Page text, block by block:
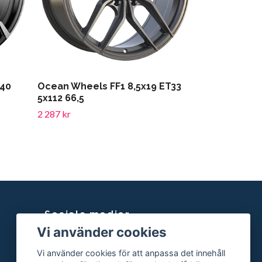
Ocean Wheels FF1 8,5x19 ET33
5x112 66,5
2 287 kr
Sociala medier
Facebook
Instagram
Vi använder cookies
Vi använder cookies för att anpassa det innehåll